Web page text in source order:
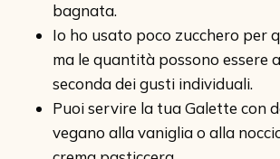
bagnata.
Io ho usato poco zucchero per
ma le quantità possono essere
seconda dei gusti individuali.
Puoi servire la tua Galette con
vegano alla vaniglia o alla